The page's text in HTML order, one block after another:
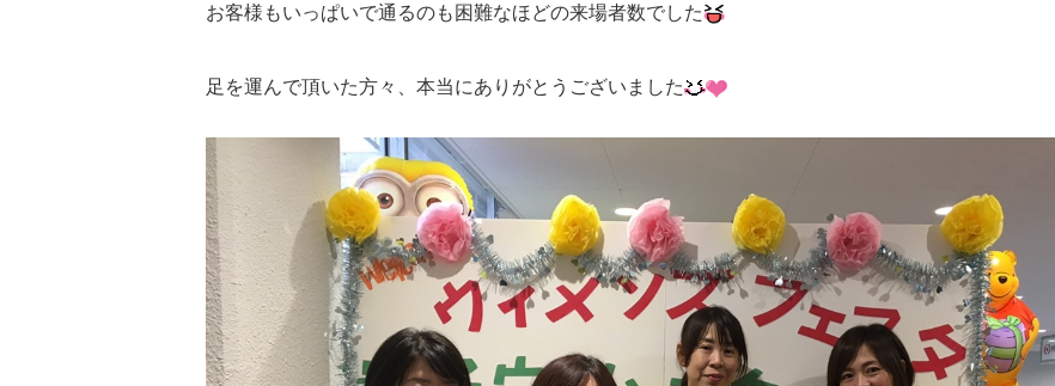
お客様もいっぱいで通るのも困難なほどの来場者数でした
足を運んで頂いた方々、本当にありがとうございました